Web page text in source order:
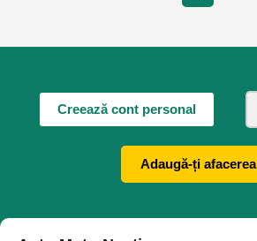
Creează cont personal
Adaugă-ți afacerea